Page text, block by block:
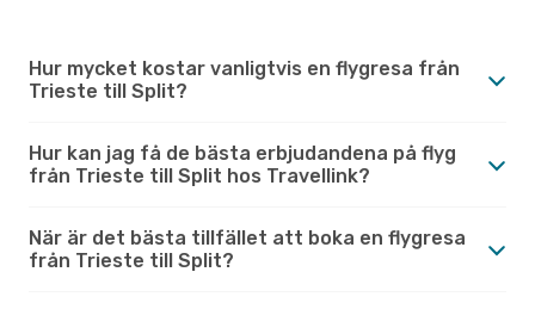
Hur mycket kostar vanligtvis en flygresa från
Trieste till Split?
Hur kan jag få de bästa erbjudandena på flyg
från Trieste till Split hos Travellink?
När är det bästa tillfället att boka en flygresa
från Trieste till Split?